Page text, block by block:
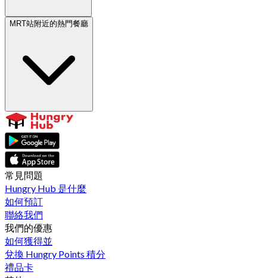
MRT站附近的熱門餐廳
常見問題
Hungry Hub 是什麼
如何預訂
聯絡我們
我們的優惠
如何獲得並
兌換 Hungry Points 積分
禮品卡